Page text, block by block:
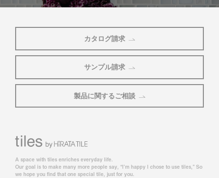
カタログ請求
サンプル請求
製品に関するご相談
A space with tiles enriches everyday life.
Our goal is to make many more people say, “I’m happy I chose to use tiles,” So
we hope you find that one special tile, just for you.